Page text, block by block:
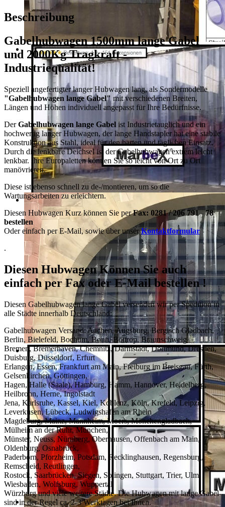
Beschreibung
Gabelhubwagen 1500mm lange Gabel
und 2000Kg Tragkraft -
Industriequalität!
Speziell angefertigter langer Hubwagen lang, als Sondermodelle
"Gabelhubwagen lange Gabel" mit verschiedenen Breiten,
Längen und Höhen individuell angepasst für Ihre Bedürfnisse.
DerGabelhubwagen lange Gabel ist Industrietauglich und ein
hochwertig langer Hubwagen, der lange Handstapler hat eine stabile
Konstruktion aus Stahl, ideal für den harten und täglichen Einsatz.
Durch die lenkbare Deichsel ist der Gabelhubwagen extrem leicht
lenkbar. Ihre Europaletten können Sie so leicht von Ort zu Ort
manövrieren.
Diese ist ebenso schnell zu de-/montieren, um so die
Wartungsarbeiten zu erleichtern.
Diesen Hubwagen Kurz können Sie perFax: 0281 / 206 791 - 78
bestellen
Oder einfach per E-Mail, sowie über unserKontaktformular
.
Diesen Hubwagen Können Sie auch
einfach perFax oder E-Mail bestellen !
Diesen Gabelhubwagen lange Gabel versenden wir per Spedition in
alle Städte innerhalb Deutschland:
Gabelhubwagen Versand: Aachen, Augsburg, Bergisch Gladbach,
Berlin, Bielefeld, Bochum, Bonn, Bottrop, Braunschweig
Bremen, Bremerhaven, Chemnitz, Darmstadt, Dortmund, Dresden,
Duisburg, Düsseldorf, Erfurt
Erlangen, Essen, Frankfurt am Main, Freiburg im Breisgau, Fürth,
Gelsenkirchen, Göttingen,
Hagen, Halle (Saale), Hamburg, Hamm, Hannover, Heidelberg,
Heilbronn, Herne, Ingolstadt
Jena, Karlsruhe, Kassel, Kiel, Koblenz, Köln, Krefeld, Leipzig,
Leverkusen, Lübeck, Ludwigshafen am Rhein
Magdeburg, Mainz, Mannheim, Moers, Mönchengladbach,
Mülheim an der Ruhr, München,
Münster, Neuss, Nürnberg, Oberhausen, Offenbach am Main,
Oldenburg, Osnabrück,
Paderborn, Pforzheim, Potsdam, Recklinghausen, Regensburg,
Remscheid, Reutlingen,
Rostock, Saarbrücken, Siegen, Solingen, Stuttgart, Trier, Ulm,
Wiesbaden, Wolfsburg, Wuppertal
Würzburg und viele weitere Städte. Die Hubwagen mit lange Gabel
sind in der Regel ca. 2-3 Werktagen bei Ihnen.